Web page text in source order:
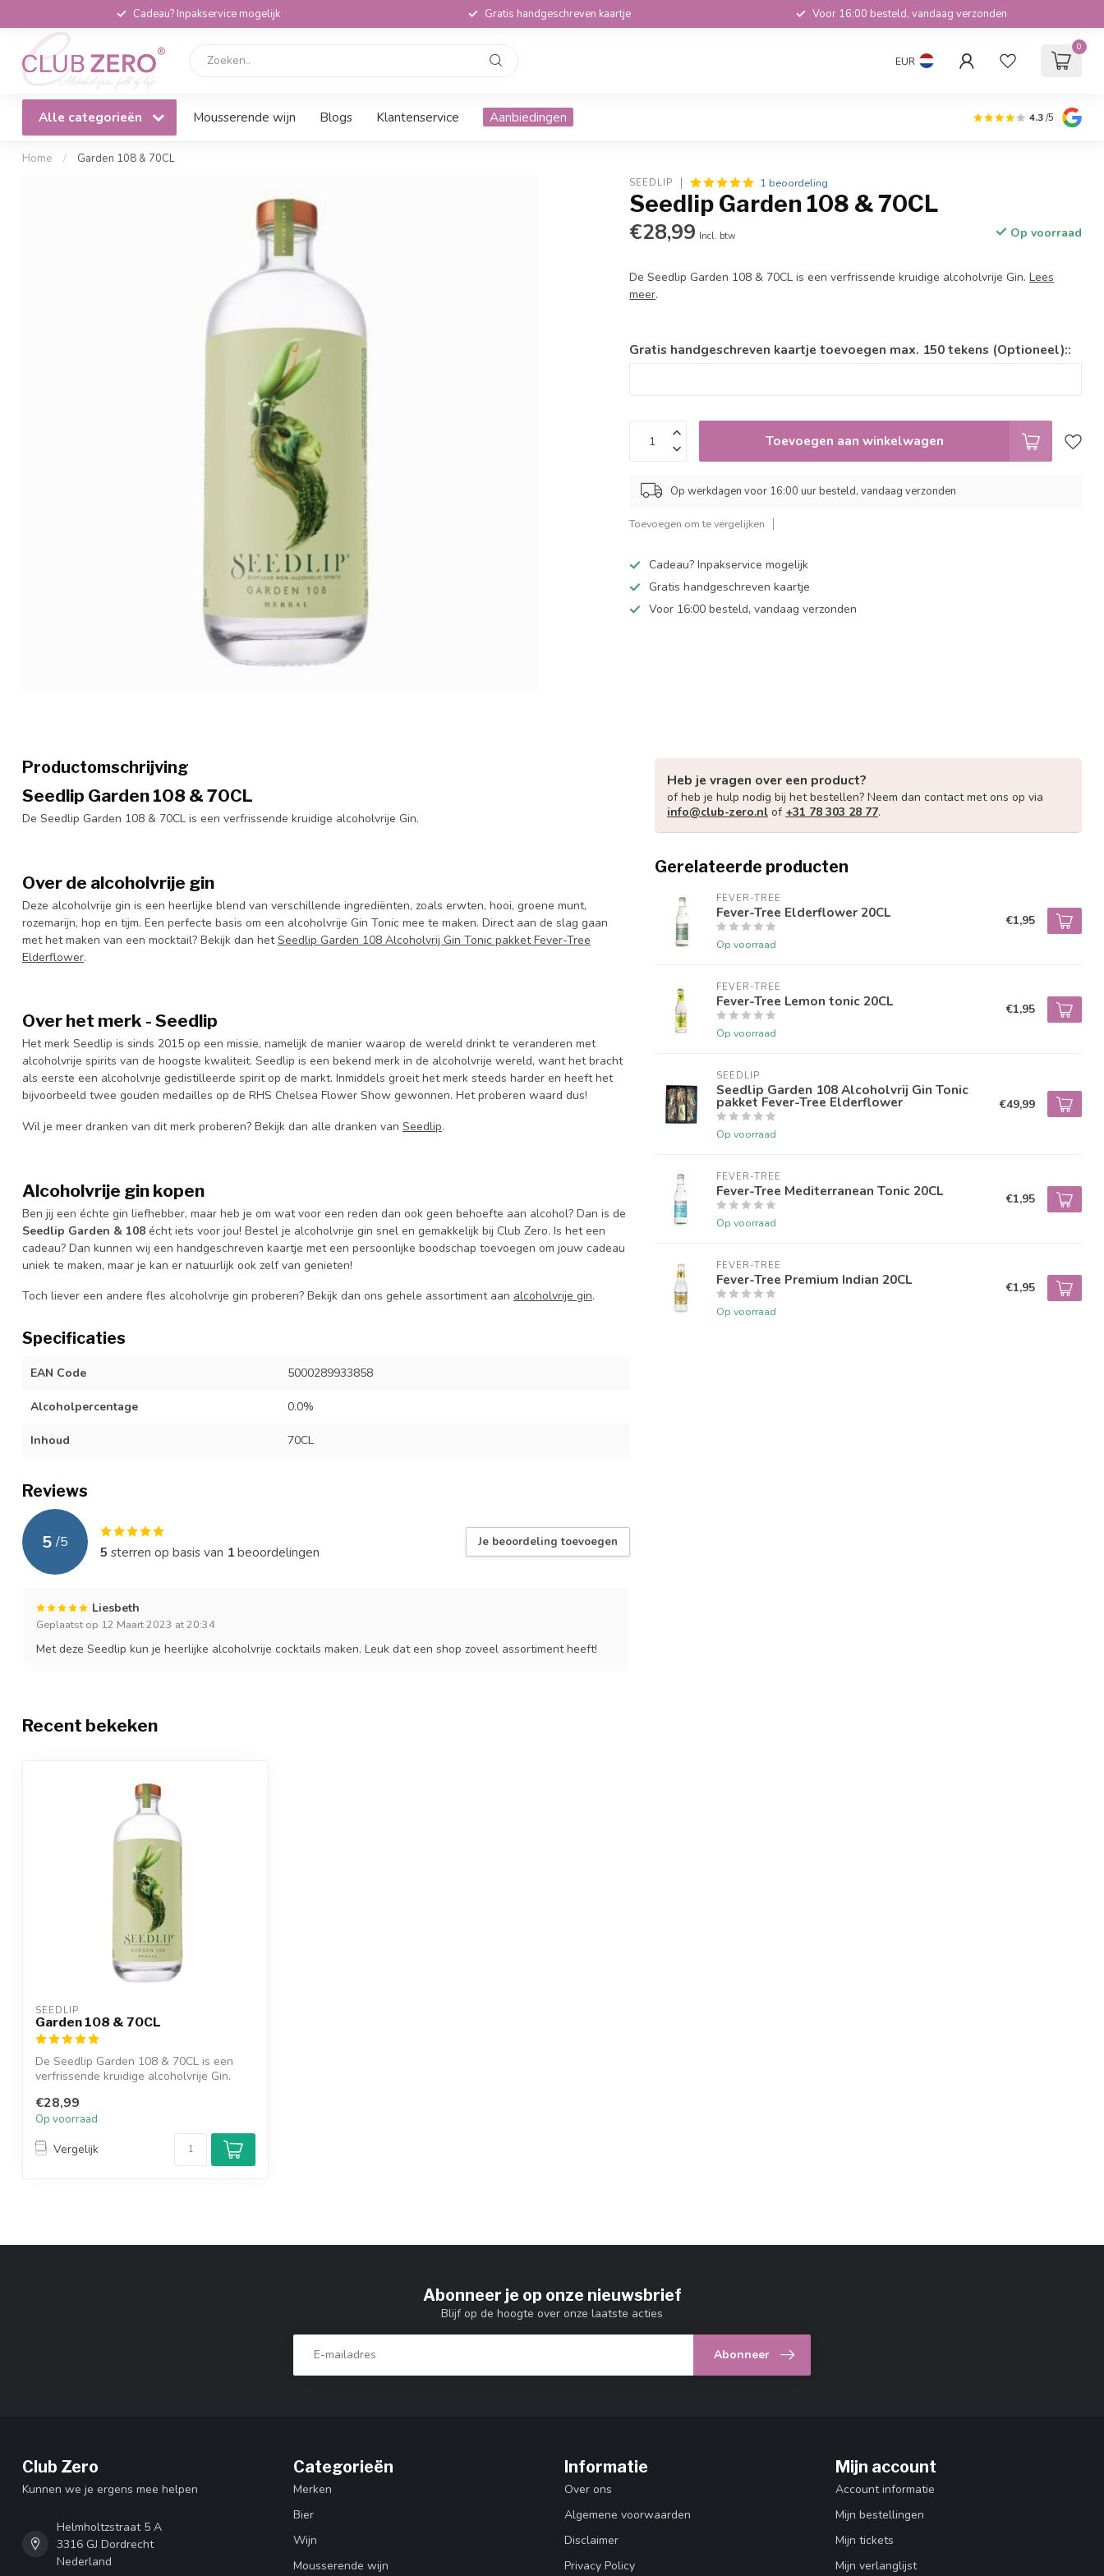
Cadeau? Inpakservice mogelijk Gratis handgeschreven kaartje Voor 16:00 besteld, vandaag verzonden
EUR
0
Alle categorieën Mousserende wijn Blogs Klantenservice Aanbiedingen 4.3/5
Home / Garden 108 & 70CL
SEEDLIP 1 beoordeling
Seedlip Garden 108 & 70CL
€28,99 Incl. btw Op voorraad
De Seedlip Garden 108 & 70CL is een verfrissende kruidige alcoholvrije Gin.Lees
meer.
Gratis handgeschreven kaartje toevoegen max. 150 tekens (Optioneel)::
Toevoegen aan winkelwagen
Op werkdagen voor 16:00 uur besteld, vandaag verzonden
Toevoegen om te vergelijken
Cadeau? Inpakservice mogelijk
Gratis handgeschreven kaartje
Voor 16:00 besteld, vandaag verzonden
Productomschrijving
Seedlip Garden 108 & 70CL
De Seedlip Garden 108 & 70CL is een verfrissende kruidige alcoholvrije Gin.
Over de alcoholvrije gin
Deze alcoholvrije gin is een heerlijke blend van verschillende ingrediënten, zoals erwten, hooi, groene munt,
rozemarijn, hop en tijm. Een perfecte basis om een alcoholvrije Gin Tonic mee te maken. Direct aan de slag gaan
met het maken van een mocktail? Bekijk dan hetSeedlip Garden 108 Alcoholvrij Gin Tonic pakket Fever-Tree
Elderflower.
Over het merk - Seedlip
Het merk Seedlip is sinds 2015 op een missie, namelijk de manier waarop de wereld drinkt te veranderen met
alcoholvrije spirits van de hoogste kwaliteit. Seedlip is een bekend merk in de alcoholvrije wereld, want het bracht
als eerste een alcoholvrije gedistilleerde spirit op de markt. Inmiddels groeit het merk steeds harder en heeft het
bijvoorbeeld twee gouden medailles op de RHS Chelsea Flower Show gewonnen. Het proberen waard dus!
Wil je meer dranken van dit merk proberen? Bekijk dan alle dranken van Seedlip.
Alcoholvrije gin kopen
Ben jij een échte gin liefhebber, maar heb je om wat voor een reden dan ook geen behoefte aan alcohol? Dan is de
Seedlip Garden & 108 écht iets voor jou! Bestel je alcoholvrije gin snel en gemakkelijk bij Club Zero. Is het een
cadeau? Dan kunnen wij een handgeschreven kaartje met een persoonlijke boodschap toevoegen om jouw cadeau
uniek te maken, maar je kan er natuurlijk ook zelf van genieten!
Toch liever een andere fles alcoholvrije gin proberen? Bekijk dan ons gehele assortiment aan alcoholvrije gin.
Specificaties
EAN Code 5000289933858
Alcoholpercentage 0.0%
Inhoud 70CL
Reviews
5 /5
5 sterren op basis van 1beoordelingen
Je beoordeling toevoegen
Liesbeth
Geplaatst op 12 Maart 2023 at 20:34
Met deze Seedlip kun je heerlijke alcoholvrije cocktails maken. Leuk dat een shop zoveel assortiment heeft!
Heb je vragen over een product?
of heb je hulp nodig bij het bestellen? Neem dan contact met ons op via
info@club-zero.nl of +31 78 303 28 77.
Gerelateerde producten
FEVER-TREE
Fever-Tree Elderflower 20CL
Op voorraad
€1,95
FEVER-TREE
Fever-Tree Lemon tonic 20CL
Op voorraad
€1,95
SEEDLIP
Seedlip Garden 108 Alcoholvrij Gin Tonic
pakket Fever-Tree Elderflower
Op voorraad
€49,99
FEVER-TREE
Fever-Tree Mediterranean Tonic 20CL
Op voorraad
€1,95
FEVER-TREE
Fever-Tree Premium Indian 20CL
Op voorraad
€1,95
Recent bekeken
SEEDLIP
Garden 108 & 70CL
De Seedlip Garden 108 & 70CL is een
verfrissende kruidige alcoholvrije Gin.
€28,99
Op voorraad
Vergelijk
Abonneer je op onze nieuwsbrief
Blijf op de hoogte over onze laatste acties
Abonneer
Club Zero
Kunnen we je ergens mee helpen
Helmholtzstraat 5 A
3316 GJ Dordrecht
Nederland
Categorieën
Merken
Bier
Wijn
Mousserende wijn
Informatie
Over ons
Algemene voorwaarden
Disclaimer
Privacy Policy
Mijn account
Account informatie
Mijn bestellingen
Mijn tickets
Mijn verlanglijst